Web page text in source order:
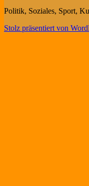
Politik, Soziales, Sport,
Stolz präsentiert von